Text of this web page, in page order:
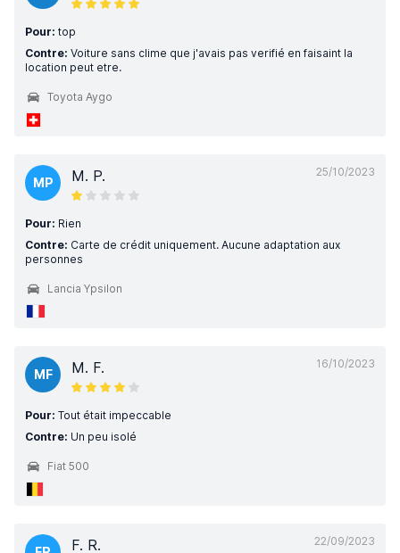
Pour: top
Contre: Voiture sans clime que j'avais pas verifié en faisaint la
location peut etre.
Toyota Aygo
25/10/2023
MP M. P.
Pour: Rien
Contre: Carte de crédit uniquement. Aucune adaptation aux
personnes
Lancia Ypsilon
16/10/2023
MF M. F.
Pour: Tout était impeccable
Contre: Un peu isolé
Fiat 500
22/09/2023
F. R.